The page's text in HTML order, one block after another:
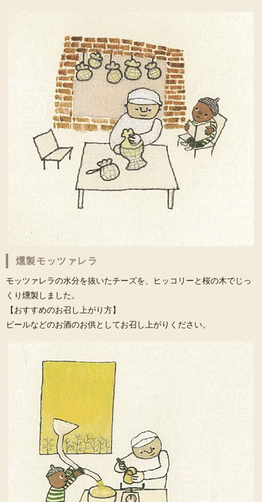
燻製モッツァレラ
モッツァレラの水分を抜いたチーズを、ヒッコリーと桜の木でじっ
くり燻製しました。
【おすすめのお召し上がり方】
ビールなどのお酒のお供としてお召し上がりください。